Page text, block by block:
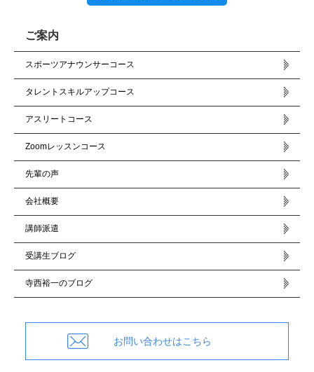
ご案内
スポーツアナウンサーコース
タレントスキルアップコース
アスリートコース
Zoomレッスンコース
先輩の声
会社概要
講師派遣
受講生ブログ
寺西裕一のブログ
お問い合わせはこちら